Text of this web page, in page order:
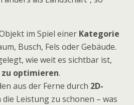
im Spiel einer Kategorie
Busch, Fels oder Gebäude.
wie weit es sichtbar ist,
optimieren.
aus der Ferne durch 2D-
Leistung zu schonen – was